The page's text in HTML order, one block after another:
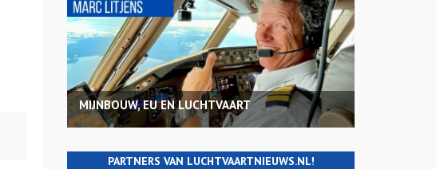
MIJNBOUW, EU EN LUCHTVAART
PARTNERS VAN LUCHTVAARTNIEUWS.NL!